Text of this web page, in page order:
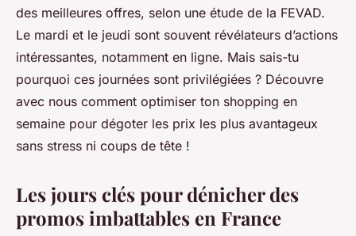
des meilleures offres, selon une étude de la FEVAD.
Le mardi et le jeudi sont souvent révélateurs d’actions
intéressantes, notamment en ligne. Mais sais-tu
pourquoi ces journées sont privilégiées ? Découvre
avec nous comment optimiser ton shopping en
semaine pour dégoter les prix les plus avantageux
sans stress ni coups de tête !
Les jours clés pour dénicher des
promos imbattables en France